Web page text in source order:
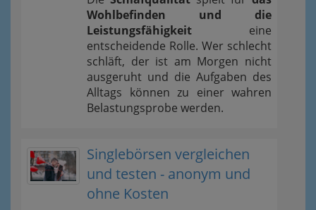
Wohlbefinden und die
Leistungsfähigkeit eine
entscheidende Rolle. Wer schlecht
schläft, der ist am Morgen nicht
ausgeruht und die Aufgaben des
Alltags können zu einer wahren
Belastungsprobe werden.
Singlebörsen vergleichen
und testen - anonym und
ohne Kosten